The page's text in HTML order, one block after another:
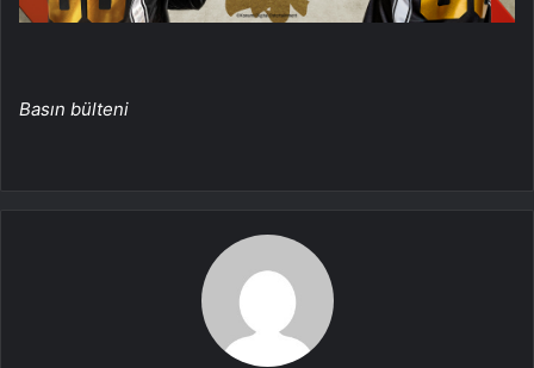
Basın bülteni